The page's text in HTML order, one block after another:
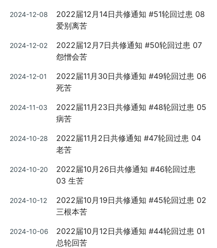
Posted
2024-12-08
2022届12月14日共修通知 #51轮回过患 08
爱别离苦
Posted
2024-12-02
2022届12月7日共修通知 #50轮回过患 07
怨憎会苦
Posted
2024-12-01
2022届11月30日共修通知 #49轮回过患 06
死苦
Posted
2024-11-03
2022届11月23日共修通知 #48轮回过患 05
病苦
Posted
2024-10-28
2022届11月2日共修通知 #47轮回过患 04
老苦
Posted
2024-10-20
2022届10月26日共修通知 #46轮回过患
03 生苦
Posted
2024-10-12
2022届10月19日共修通知 #45轮回过患 02
三根本苦
Posted
2024-10-06
2022届10月12日共修通知 #44轮回过患 01
总轮回苦